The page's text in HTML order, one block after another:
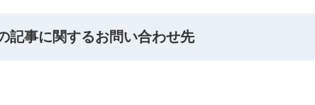
記事に関するお問い合わせ先